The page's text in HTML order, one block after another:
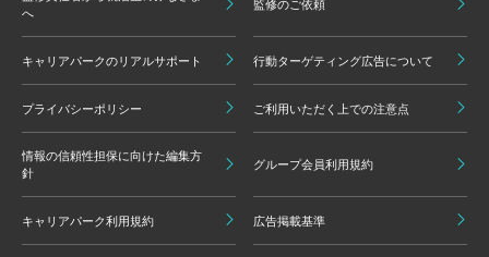
へ
監修のご依頼
キャリアパークのリアルサポート 行動ターゲティング広告について
プライバシーポリシー ご利用いただく上での注意点
情報の信頼性担保に向けた編集方
針
グループ会員利用規約
キャリアパーク利用規約 広告掲載基準